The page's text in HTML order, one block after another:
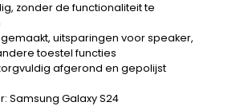
zonder de functionaliteit te
uitsparingen voor speaker,
toestel functies
afgerond en gepolijst
Samsung Galaxy S24